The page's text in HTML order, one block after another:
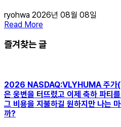
ryohwa 2026년 08월 08일
Read More
즐겨찾는 글
2026 NASDAQ:VLYHUMA 주가
은 웅변을 터뜨렸고 이제 축하 파티
그 비용을 지불하길 원하지만 나는
까?